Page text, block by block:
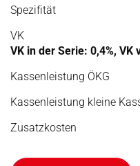
Spezifität
VK
VK in der Serie: 0,4%, VK
Kassenleistung ÖKG
Kassenleistung kleine
Zusatzkosten